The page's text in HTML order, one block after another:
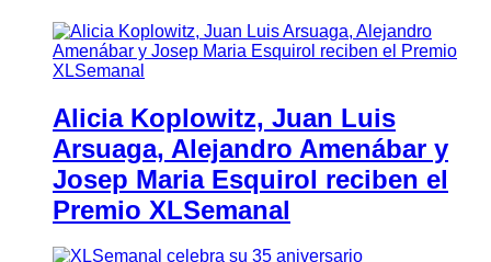
Alicia Koplowitz, Juan Luis
Arsuaga, Alejandro Amenábar y
Josep Maria Esquirol reciben el
Premio XLSemanal